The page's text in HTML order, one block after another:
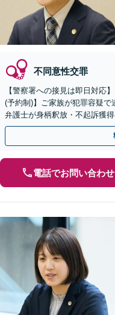
不同意性交罪
【警察署への接見は即日対応
(予約制)】ご家族が犯罪容疑
弁護士が身柄釈放・不起訴獲
月100名以上の相談実績】【全
電話でお問い合わせ